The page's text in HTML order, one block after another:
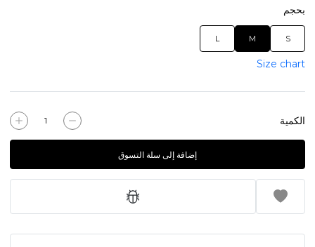
بحجم
S
M
L
Size chart
الكمية
إضافة إلى سلة التسوق